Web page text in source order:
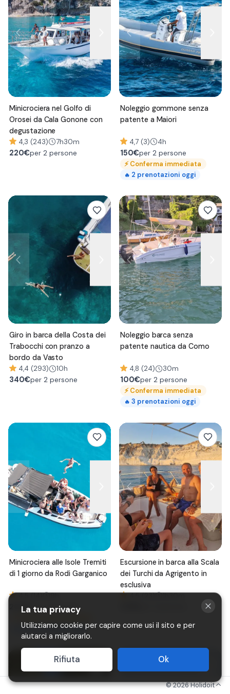
Minicrociera nel Golfo di
Orosei da Cala Gonone con
degustazione
4,3 (243) 7h30m
220€per 2 persone
Noleggio gommone senza
patente a Maiori
4,7 (3) 4h
150€per 2 persone
⚡Conferma immediata
🔥 2 prenotazioni oggi
Giro in barca della Costa dei
Trabocchi con pranzo a
bordo da Vasto
4,4 (293) 10h
340€per 2 persone
Noleggio barca senza
patente nautica da Como
4,8 (24) 30m
100€per 2 persone
⚡Conferma immediata
🔥 3 prenotazioni oggi
Minicrociera alle Isole Tremiti
di 1 giorno da Rodi Garganico
4,5 (14) 9h
200 € per 2 persone
6prenotazioni oggi
Escursione in barca alla Scala
dei Turchi da Agrigento in
esclusiva
4,5 (23) 1h30m
©2026Holidoit
La tua privacy
Utilizziamo cookie per capire come usi il sito e per
aiutarci a migliorarlo.
Rifiuta Ok